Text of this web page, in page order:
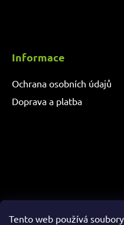
Tento web používá
Informace
Ochrana osobních údajů
Doprava a platba